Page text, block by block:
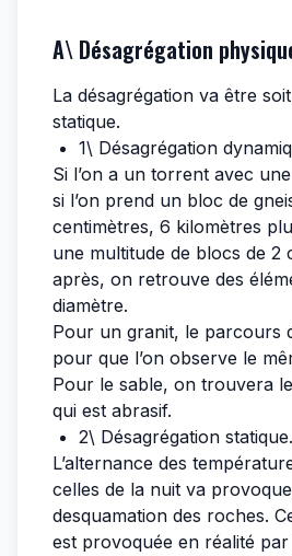
A\ Désagrégation
La désagrégation va être
statique.
1\ Désagrégation
Si l’on a un torrent avec
si l’on prend un bloc de
centimètres, 6 kilomètres
une multitude de blocs de 2
après, on retrouve des
diamètre.
Pour un granit, le parcours
pour que l’on observe le
Pour le sable, on trouvera
qui est abrasif.
2\ Désagrégation statique.
L’alternance des
celles de la nuit va
desquamation des roches.
est provoquée en réalité